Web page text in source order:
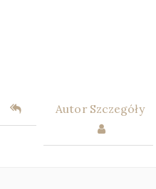
Autor Szczegóły